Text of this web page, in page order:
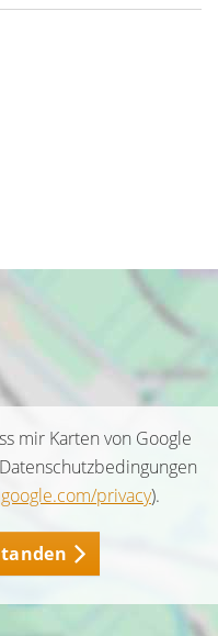
mir Karten von Google
privacy).